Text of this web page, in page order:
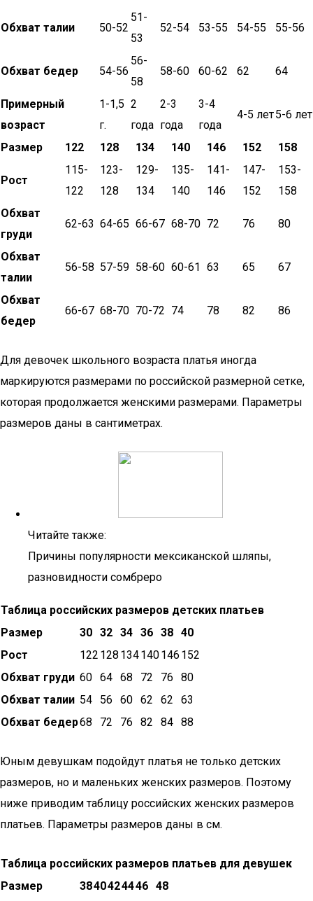
Обхват талии 50-52
51-
53
52-54 53-55 54-55 55-56
Обхват бедер 54-56
56-
58
58-60 60-62 62 64
Примерный
возраст
1-1,5
г.
2
года
2-3
года
3-4
года
4-5 лет5-6 лет
Размер 122 128 134 140 146 152 158
Рост
115-
122
123-
128
129-
134
135-
140
141-
146
147-
152
153-
158
Обхват
груди
62-63 64-65 66-67 68-70 72 76 80
Обхват
талии
56-58 57-59 58-60 60-61 63 65 67
Обхват
бедер
66-67 68-70 70-72 74 78 82 86
Для девочек школьного возраста платья иногда
маркируются размерами по российской размерной сетке,
которая продолжается женскими размерами. Параметры
размеров даны в сантиметрах.
Читайте также:
Причины популярности мексиканской шляпы,
разновидности сомбреро
Таблица российских размеров детских платьев
Размер
30 32 34 36 38 40
Рост
122 128 134140146 152
Обхват груди 60 64 68 72 76
80
Обхват талии 54 56 60 62 62
63
Обхват бедер68 72 76 82 84 88
Юным девушкам подойдут платья не только детских
размеров, но и маленьких женских размеров. Поэтому
ниже приводим таблицу российских женских размеров
платьев. Параметры размеров даны в см.
Таблица российских размеров платьев для девушек
Размер
3840424446 48